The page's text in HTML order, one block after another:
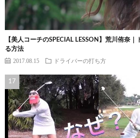
【美人コーチのSPECIAL LESSON】荒川侑奈
る方法
2017.08.15 ドライバーの打ち方